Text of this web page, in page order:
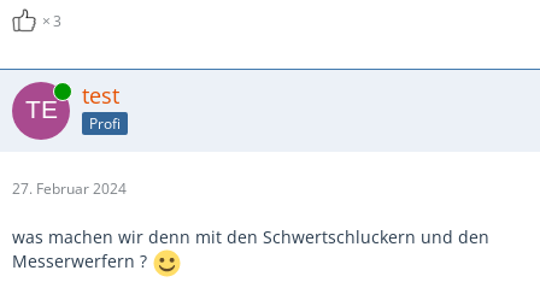
3
Online test
Profi
27. Februar 2024
was machen wir denn mit den Schwertschluckern und den
Messerwerfern ?